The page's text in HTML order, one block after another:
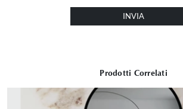
Prodotti Correlati
INVIA